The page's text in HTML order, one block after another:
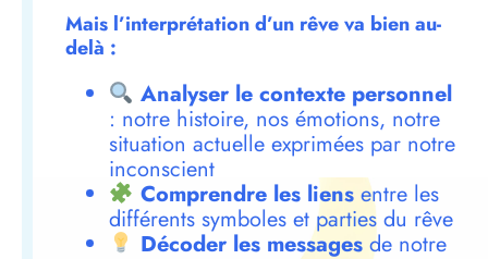
Mais l’interprétation d’un rêve va bien au-
delà :
Analyser le contexte personnel
: notre histoire, nos émotions, notre
situation actuelle exprimées par notre
inconscient
Comprendre les liensentre les
différents symboles et parties du rêve
Décoder les messagesde notre